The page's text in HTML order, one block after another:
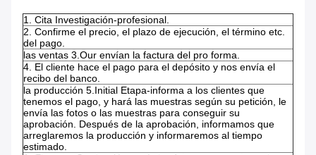
1. Cita Investigación-profesional.
2. Confirme el precio, el plazo de ejecución, el término etc.
del pago.
las ventas 3.Our envían la factura del pro forma.
4. El cliente hace el pago para el depósito y nos envía el
recibo del banco.
la producción 5.Initial Etapa-informa a los clientes que
tenemos el pago, y hará las muestras según su petición, le
envía las fotos o las muestras para conseguir su
aprobación. Después de la aprobación, informamos que
arreglaremos la producción y informaremos al tiempo
estimado.